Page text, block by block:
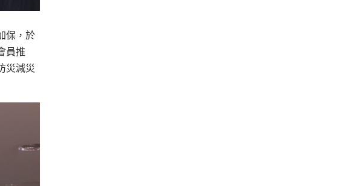
保，於
員推
災減災